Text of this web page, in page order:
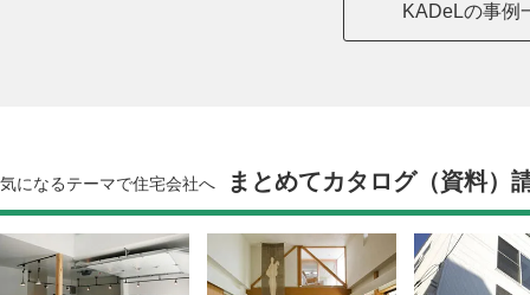
KADeLの事例
気になるテーマで住宅会社へ まとめてカタログ（資料）